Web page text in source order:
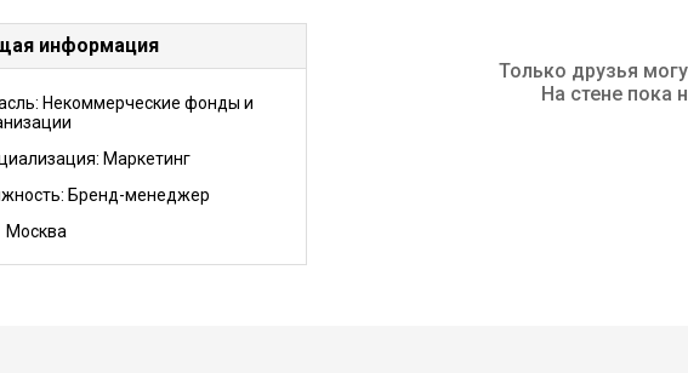
информация
Некоммерческие фонды и
Маркетинг
Бренд-менеджер
Москва
Только друзья
На стене пока